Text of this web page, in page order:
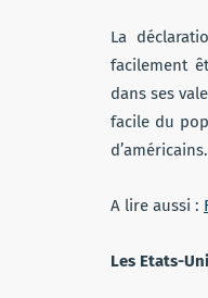
La
facilement
dans ses
facile du
d’américains.
A lire aussi :
Les Etats-